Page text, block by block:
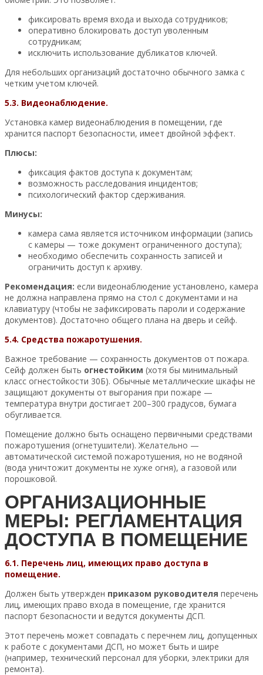
фиксировать время входа и выхода сотрудников;
оперативно блокировать доступ уволенным
сотрудникам;
исключить использование дубликатов ключей.
Для небольших организаций достаточно обычного замка с
четким учетом ключей.
5.3. Видеонаблюдение.
Установка камер видеонаблюдения в помещении, где
хранится паспорт безопасности, имеет двойной эффект.
Плюсы:
фиксация фактов доступа к документам;
возможность расследования инцидентов;
психологический фактор сдерживания.
Минусы:
камера сама является источником информации (запись
с камеры — тоже документ ограниченного доступа);
необходимо обеспечить сохранность записей и
ограничить доступ к архиву.
Рекомендация: если видеонаблюдение установлено, камера
не должна направлена прямо на стол с документами и на
клавиатуру (чтобы не зафиксировать пароли и содержание
документов). Достаточно общего плана на дверь и сейф.
5.4. Средства пожаротушения.
Важное требование — сохранность документов от пожара.
Сейф должен быть огнестойким (хотя бы минимальный
класс огнестойкости 30Б). Обычные металлические шкафы не
защищают документы от выгорания при пожаре —
температура внутри достигает 200–300 градусов, бумага
обугливается.
Помещение должно быть оснащено первичными средствами
пожаротушения (огнетушители). Желательно —
автоматической системой пожаротушения, но не водяной
(вода уничтожит документы не хуже огня), а газовой или
порошковой.
ОРГАНИЗАЦИОННЫЕ
МЕРЫ: РЕГЛАМЕНТАЦИЯ
ДОСТУПА В ПОМЕЩЕНИЕ
6.1. Перечень лиц, имеющих право доступа в
помещение.
Должен быть утвержден приказом руководителя перечень
лиц, имеющих право входа в помещение, где хранится
паспорт безопасности и ведутся документы ДСП.
Этот перечень может совпадать с перечнем лиц, допущенных
к работе с документами ДСП, но может быть и шире
(например, технический персонал для уборки, электрики для
ремонта).